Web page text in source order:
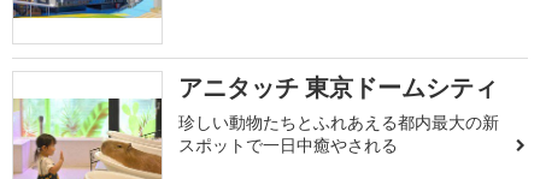
アニタッチ 東京ドームシティ
珍しい動物たちとふれあえる都内最大の新
スポットで一日中癒やされる